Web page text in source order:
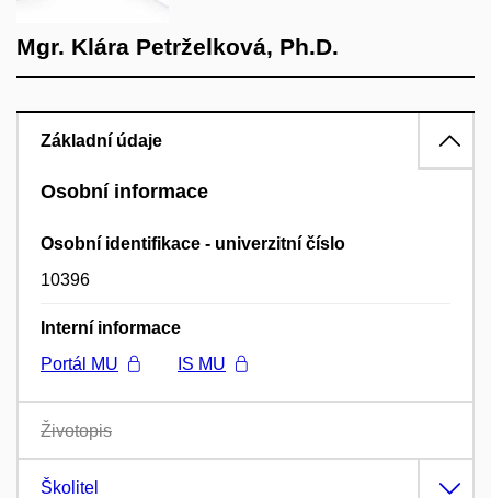
Mgr. Klára Petrželková, Ph.D.
Základní údaje
Osobní informace
Osobní identifikace - univerzitní číslo
10396
Interní informace
Portál MU
IS MU
Životopis
Školitel